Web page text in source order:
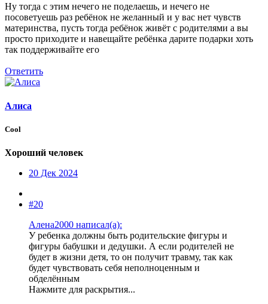
Ну тогда с этим нечего не поделаешь, и нечего не
посоветуешь раз ребёнок не желанный и у вас нет чувств
материнства, пусть тогда ребёнок живёт с родителями а вы
просто приходите и навещайте ребёнка дарите подарки хоть
так поддерживайте его
Ответить
Алиса
Cool
Хороший человек
20 Дек 2024
#20
Алена2000 написал(а):
У ребенка должны быть родительские фигуры и
фигуры бабушки и дедушки. А если родителей не
будет в жизни детя, то он получит травму, так как
будет чувствовать себя неполноценным и
обделённым
Нажмите для раскрытия...